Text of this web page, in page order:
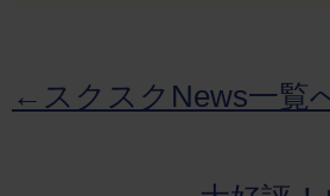
←スクスクNews一覧